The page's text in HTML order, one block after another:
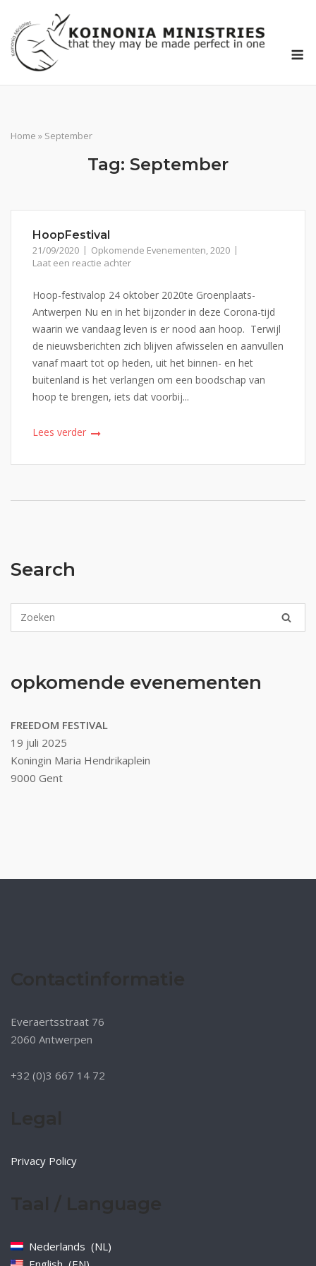
naar
de
inhoud
Home » September
Tag: September
HoopFestival
21/09/2020 Opkomende Evenementen,2020
Laat een reactie achter
Hoop-festivalop 24 oktober 2020te Groenplaats-
Antwerpen Nu en in het bijzonder in deze Corona-tijd
waarin we vandaag leven is er nood aan hoop. Terwijl
de nieuwsberichten zich blijven afwisselen en aanvullen
vanaf maart tot op heden, uit het binnen- en het
buitenland is het verlangen om een boodschap van
hoop te brengen, iets dat voorbij...
Lees verder
Search
opkomende evenementen
FREEDOM FESTIVAL
19 juli 2025
Koningin Maria Hendrikaplein
9000 Gent
Everaertsstraat 76
2060 Antwerpen
+32 (0)3 667 14 72
Privacy Policy
Nederlands
NL